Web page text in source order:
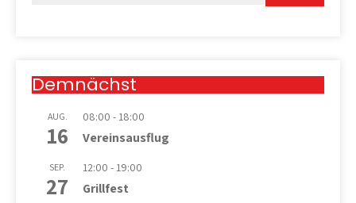
Demnächst
AUG.
16
08:00 - 18:00
Vereinsausflug
SEP.
27
12:00 - 19:00
Grillfest